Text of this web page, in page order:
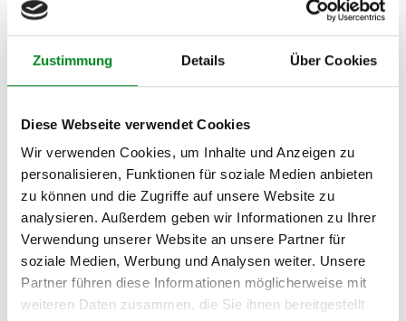
Zustimmung Details Über Cookies
Diese Webseite verwendet Cookies
Wir verwenden Cookies, um Inhalte und Anzeigen zu
personalisieren, Funktionen für soziale Medien anbieten
zu können und die Zugriffe auf unsere Website zu
analysieren. Außerdem geben wir Informationen zu Ihrer
Verwendung unserer Website an unsere Partner für
soziale Medien, Werbung und Analysen weiter. Unsere
Partner führen diese Informationen möglicherweise mit
weiteren Daten zusammen, die Sie ihnen bereitgestellt
Passendes Fahrzeug nicht dabei?
Hersteller/EU Verantwortliche
Person
Hersteller
Unternehmensname:
TMC Turbolader Manufaktur Coesfeld
Adresse:
Am Wasserturm 55, Coesfeld, NRW, 48653, DE
E-Mail: